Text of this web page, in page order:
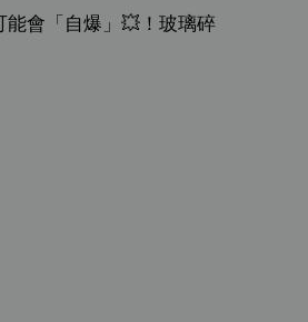
會「自爆」💥！玻璃碎